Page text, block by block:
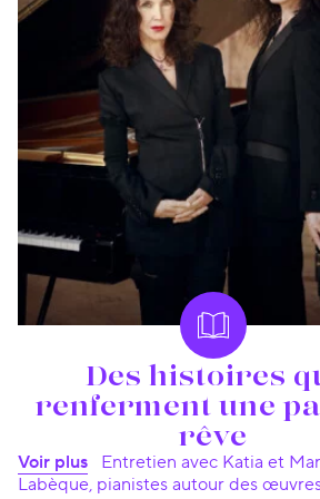
Des histoires
renferment une
rêve
Voir plus
Labèque, pianistes autour des